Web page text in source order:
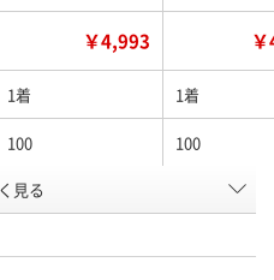
￥4,993
1着 1着
100 100
アースグリーン
見る